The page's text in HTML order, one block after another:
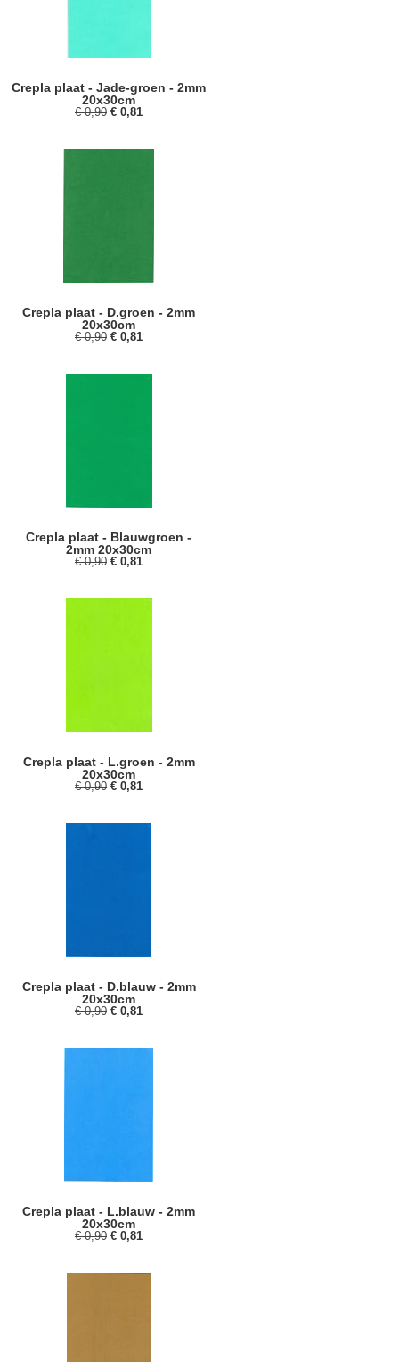
Crepla plaat - Jade-groen - 2mm
20x30cm
€ 0,90 € 0,81
Crepla plaat - D.groen - 2mm
20x30cm
€ 0,90 € 0,81
Crepla plaat - Blauwgroen -
2mm 20x30cm
€ 0,90 € 0,81
Crepla plaat - L.groen - 2mm
20x30cm
€ 0,90 € 0,81
Crepla plaat - D.blauw - 2mm
20x30cm
€ 0,90 € 0,81
Crepla plaat - L.blauw - 2mm
20x30cm
€ 0,90 € 0,81